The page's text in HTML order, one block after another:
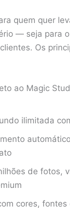
quem quer
— seja para
Os
ao Magic
ilimitada
de fotos,
cores, fontes